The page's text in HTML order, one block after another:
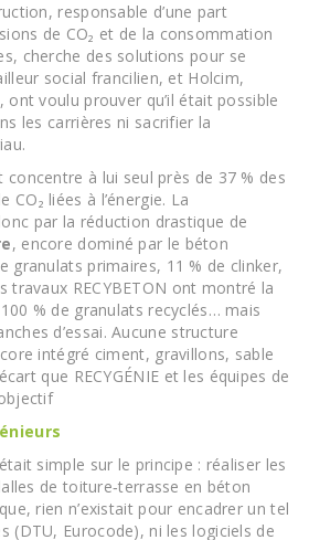
responsable d’une part
de CO₂ et de la consommation
cherche des solutions pour se
social francilien, et Holcim,
voulu prouver qu’il était possible
les carrières ni sacrifier la
à lui seul près de 37 % des
liées à l’énergie. La
par la réduction drastique de
, encore dominé par le béton
granulats primaires, 11 % de clinker,
travaux RECYBETON ont montré la
% de granulats recyclés… mais
d’essai. Aucune structure
intégré ciment, gravillons, sable
que RECYGÉNIE et les équipes de
simple sur le principe : réaliser les
de toiture‑terrasse en béton
rien n’existait pour encadrer un tel
(DTU, Eurocode), ni les logiciels de